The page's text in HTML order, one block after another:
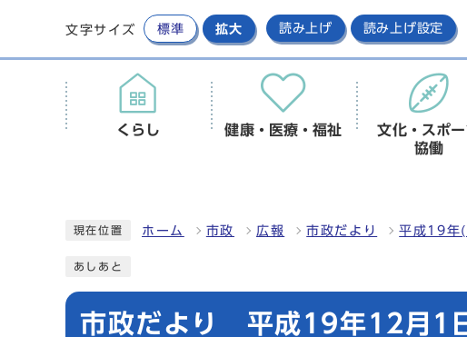
文字サイズ 標準 拡大 読み上げ 読み上げ設定
くらし 健康・医療・福祉
文化・スポー
協働
現在位置 ホーム 市政 広報 市政だより 平成19年
あしあと
市政だより 平成19年12月1